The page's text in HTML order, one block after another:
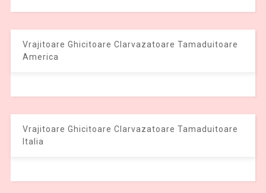
Vrajitoare Ghicitoare Clarvazatoare Tamaduitoare
America
Vrajitoare Ghicitoare Clarvazatoare Tamaduitoare
Italia